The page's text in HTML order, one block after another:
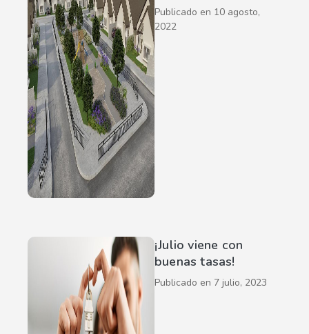
Publicado en 10 agosto,
2022
¡Julio viene con
buenas tasas!
Publicado en 7 julio, 2023